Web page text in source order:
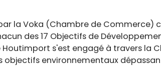
la Voka (Chambre de Commerce)
des 17 Objectifs de
Houtimport s'est engagé à travers la
objectifs environnementaux